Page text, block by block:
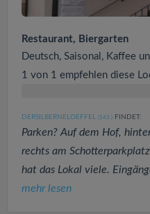
Restaurant, Biergarten
Deutsch, Saisonal, Kaffee
1 von 1 empfehlen diese
DERSILBERNELOEFFEL (143 ) FINDET:
Parken? Auf dem Hof,
rechts am
hat das Lokal viele.
mehr lesen